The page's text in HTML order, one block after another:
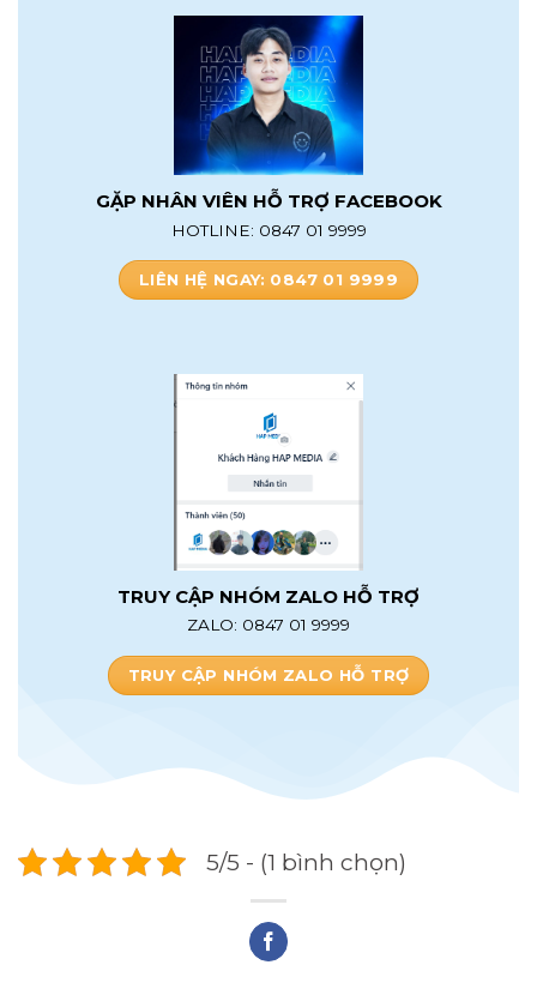
GẶP NHÂN VIÊN HỖ TRỢ FACEBOOK
HOTLINE: 0847 01 9999
LIÊN HỆ NGAY: 0847 01 9999
TRUY CẬP NHÓM ZALO HỖ TRỢ
ZALO: 0847 01 9999
TRUY CẬP NHÓM ZALO HỖ TRỢ
5/5 - (1 bình chọn)